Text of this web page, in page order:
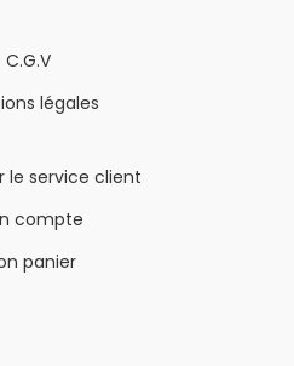
C.G.V
légales
le service client
compte
panier